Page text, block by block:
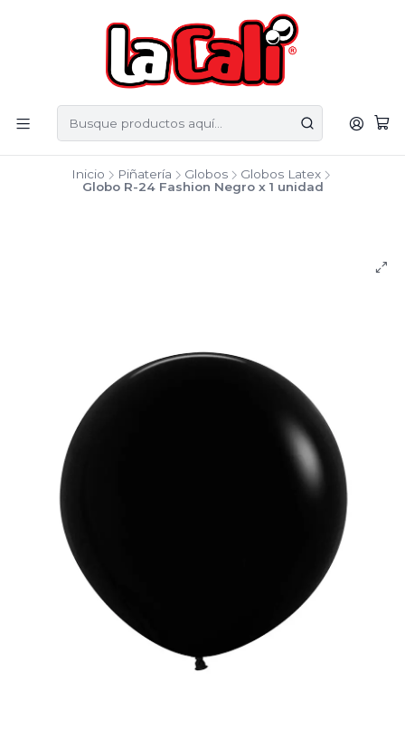
Inicio Piñatería Globos
Globos Latex
Globo R-24 Fashion Negro x 1 unidad